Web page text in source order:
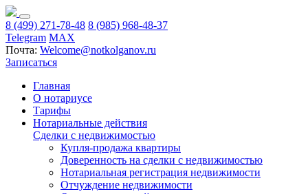
8 (499) 271-78-48 8 (985) 968-48-37
Telegram MAX
Почта: Welcome@notkolganov.ru
Записаться
Главная
О нотариусе
Тарифы
Нотариальные действия
Сделки с недвижимостью
Купля-продажа квартиры
Доверенность на сделки с недвижимостью
Нотариальная регистрация недвижимости
Отчуждение недвижимости